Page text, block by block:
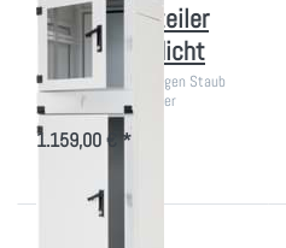
Industrieverteiler
IP54, Staubdicht
kompakte Station gegen Staub
und Feuchtigkeit in der
Fertigungsstraße
1.159,00 € *